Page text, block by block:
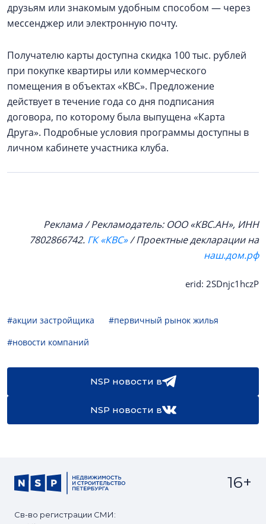
друзьям или знакомым удобным способом — через
мессенджер или электронную почту.
Получателю карты доступна скидка 100 тыс. рублей
при покупке квартиры или коммерческого
помещения в объектах «КВС». Предложение
действует в течение года со дня подписания
договора, по которому была выпущена «Карта
Друга». Подробные условия программы доступны в
личном кабинете участника клуба.
Реклама / Рекламодатель: ООО «КВС.АН», ИНН
7802866742. ГК «КВС»/ Проектные декларации на
наш.дом.рф
erid: 2SDnjc1hczP
#акции застройщика
#первичный рынок жилья
#новости компаний
NSP новости в
NSP новости в
Св-во регистрации СМИ:
16+